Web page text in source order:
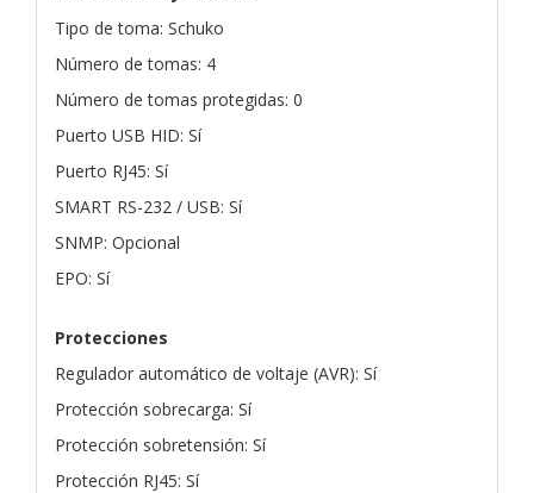
Tipo de toma: Schuko
Número de tomas: 4
Número de tomas protegidas: 0
Puerto USB HID: Sí
Puerto RJ45: Sí
SMART RS-232 / USB: Sí
SNMP: Opcional
EPO: Sí
Protecciones
Regulador automático de voltaje (AVR): Sí
Protección sobrecarga: Sí
Protección sobretensión: Sí
Protección RJ45: Sí